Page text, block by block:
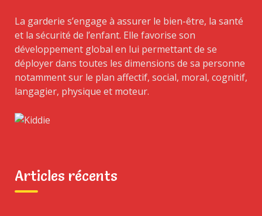
La garderie s’engage à assurer le bien-être, la santé
et la sécurité de l’enfant. Elle favorise son
développement global en lui permettant de se
déployer dans toutes les dimensions de sa personne
notamment sur le plan affectif, social, moral, cognitif,
langagier, physique et moteur.
Articles récents